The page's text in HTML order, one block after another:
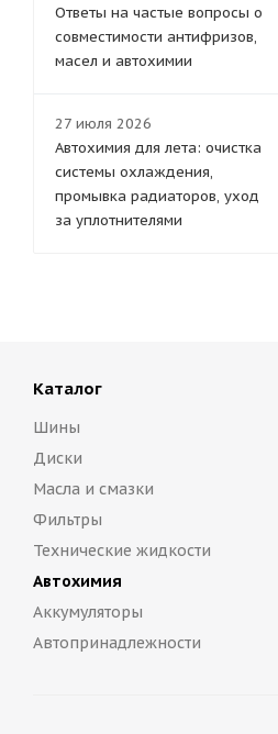
Ответы на частые вопросы о
совместимости антифризов,
масел и автохимии
27 июля 2026
Автохимия для лета: очистка
системы охлаждения,
промывка радиаторов, уход
за уплотнителями
Каталог
Шины
Диски
Масла и смазки
Фильтры
Технические жидкости
Автохимия
Аккумуляторы
Автопринадлежности